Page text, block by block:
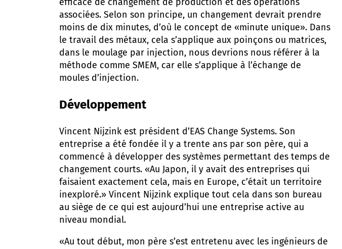
efficace de changement de production et des opérations
associées. Selon son principe, un changement devrait prendre
moins de dix minutes, d’où le concept de «minute unique». Dans
le travail des métaux, cela s’applique aux poinçons ou matrices,
dans le moulage par injection, nous devrions nous référer à la
méthode comme SMEM, car elle s’applique à l’échange de
moules d’injection.
Développement
Vincent Nijzink est président d’EAS Change Systems. Son
entreprise a été fondée il y a trente ans par son père, qui a
commencé à développer des systèmes permettant des temps de
changement courts. «Au Japon, il y avait des entreprises qui
faisaient exactement cela, mais en Europe, c’était un territoire
inexploré.» Vincent Nijzink explique tout cela dans son bureau
au siège de ce qui est aujourd’hui une entreprise active au
niveau mondial.
«Au tout début, mon père s’est entretenu avec les ingénieurs de